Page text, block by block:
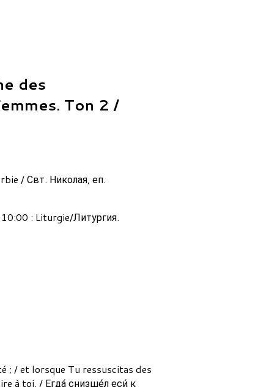
des
Ton 2 /
/ Свт. Николая, еп.
: Liturgie/Литургия.
; / et lorsque Tu ressuscitas des
à toi. / Егда́ снизше́л еси́ к